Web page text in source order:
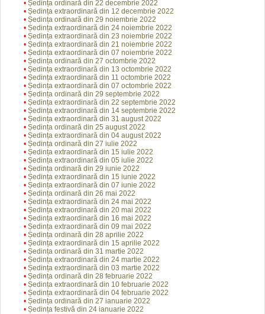
• Ședința ordinară din 22 decembrie 2022
• Ședința extraordinară din 12 decembrie 2022
• Ședința ordinară din 29 noiembrie 2022
• Ședința extraordinară din 24 noiembrie 2022
• Ședința extraordinară din 23 noiembrie 2022
• Ședința extraordinară din 21 noiembrie 2022
• Ședința extraordinară din 07 noiembrie 2022
• Ședința ordinară din 27 octombrie 2022
• Ședința extraordinară din 13 octombrie 2022
• Ședința extraordinară din 11 octombrie 2022
• Ședința extraordinară din 07 octombrie 2022
• Ședința ordinară din 29 septembrie 2022
• Ședința extraordinară din 22 septembrie 2022
• Ședința extraordinară din 14 septembrie 2022
• Ședința extraordinară din 31 august 2022
• Ședința ordinară din 25 august 2022
• Ședința extraordinară din 04 august 2022
• Ședința ordinară din 27 iulie 2022
• Ședința extraordinară din 15 iulie 2022
• Ședința extraordinară din 05 iulie 2022
• Ședința ordinară din 29 iunie 2022
• Ședința extraordinară din 15 iunie 2022
• Ședința extraordinară din 07 iunie 2022
• Ședința ordinară din 26 mai 2022
• Ședința extraordinară din 24 mai 2022
• Ședința extraordinară din 20 mai 2022
• Ședința extraordinară din 16 mai 2022
• Ședința extraordinară din 09 mai 2022
• Ședința ordinară din 28 aprilie 2022
• Ședința extraordinară din 15 aprilie 2022
• Ședința ordinară din 31 martie 2022
• Ședința extraordinară din 24 martie 2022
• Ședința extraordinară din 03 martie 2022
• Ședința ordinară din 28 februarie 2022
• Ședința extraordinară din 10 februarie 2022
• Ședința extraordinară din 04 februarie 2022
• Ședința ordinară din 27 ianuarie 2022
• Ședința festivă din 24 ianuarie 2022